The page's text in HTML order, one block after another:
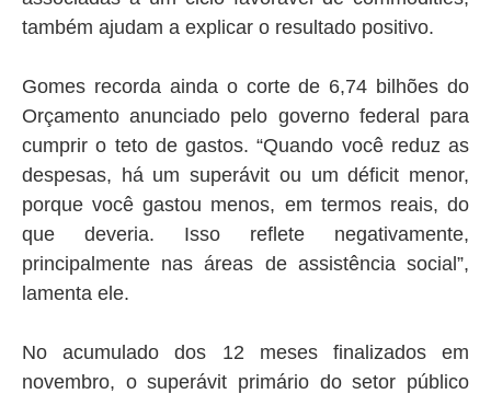
também ajudam a explicar o resultado positivo.
Gomes recorda ainda o corte de 6,74 bilhões do
Orçamento anunciado pelo governo federal para
cumprir o teto de gastos. “Quando você reduz as
despesas, há um superávit ou um déficit menor,
porque você gastou menos, em termos reais, do
que deveria. Isso reflete negativamente,
principalmente nas áreas de assistência social”,
lamenta ele.
No acumulado dos 12 meses finalizados em
novembro, o superávit primário do setor público